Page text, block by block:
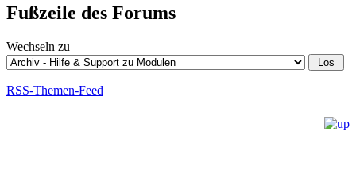
Fußzeile des Forums
Wechseln zu
RSS-Themen-Feed